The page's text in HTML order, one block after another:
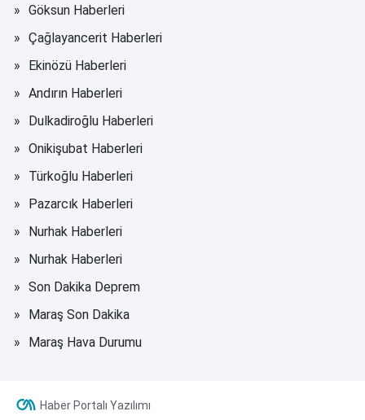
Göksun Haberleri
Çağlayancerit Haberleri
Ekinözü Haberleri
Andırın Haberleri
Dulkadiroğlu Haberleri
Onikişubat Haberleri
Türkoğlu Haberleri
Pazarcık Haberleri
Nurhak Haberleri
Nurhak Haberleri
Son Dakika Deprem
Maraş Son Dakika
Maraş Hava Durumu
Haber Portalı Yazılımı